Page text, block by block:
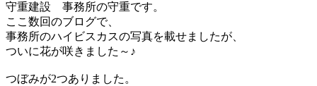
守重建設 事務所の守重です。
ここ数回のブログで、
事務所のハイビスカスの写真を載せましたが、
ついに花が咲きました～♪
つぼみが2つありました。